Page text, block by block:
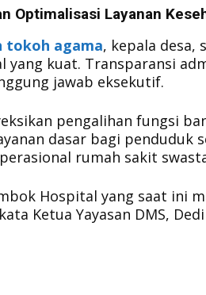
Optimalisasi Layanan
tokoh agama, kepala desa,
yang kuat. Transparansi
jawab eksekutif.
pengalihan fungsi
dasar bagi
rumah sakit
Hospital yang saat ini
Ketua Yayasan DMS,